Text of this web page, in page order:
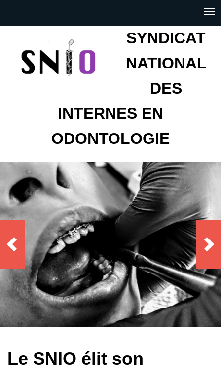
SYNDICAT
NATIONAL
DES
INTERNES EN
ODONTOLOGIE
Le SNIO élit son